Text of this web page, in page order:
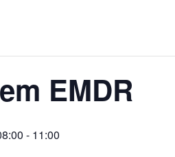
EMDR
- 11:00